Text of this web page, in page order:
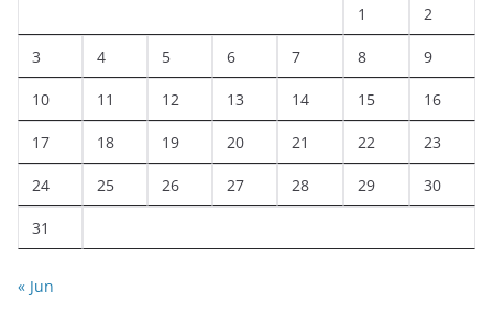
1 2
3 4 5 6 7 8 9
10 11 12 13 14 15 16
17 18 19 20 21 22 23
24 25 26 27 28 29 30
31
« Jun